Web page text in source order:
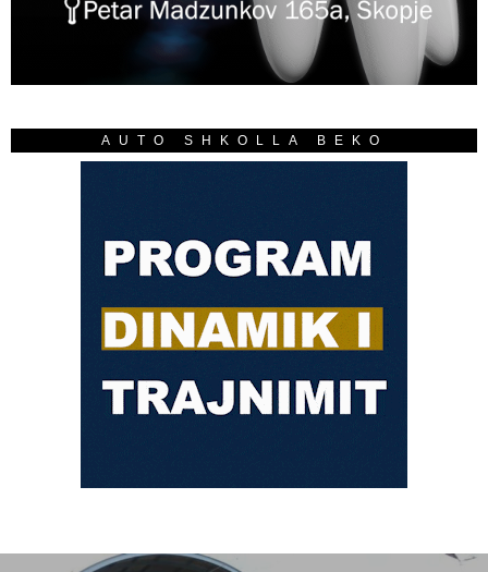
AUTO SHKOLLA BEKO